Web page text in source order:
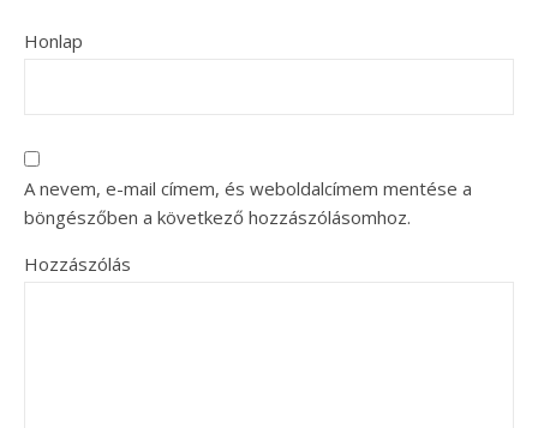
Honlap
A nevem, e-mail címem, és weboldalcímem mentése a
böngészőben a következő hozzászólásomhoz.
Hozzászólás